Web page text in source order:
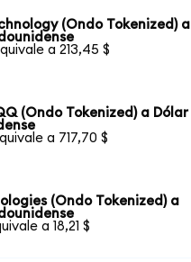
(Ondo Tokenized) a
a 213,45 $
(Ondo Tokenized) a Dólar
a 717,70 $
(Ondo Tokenized) a
a 18,21 $